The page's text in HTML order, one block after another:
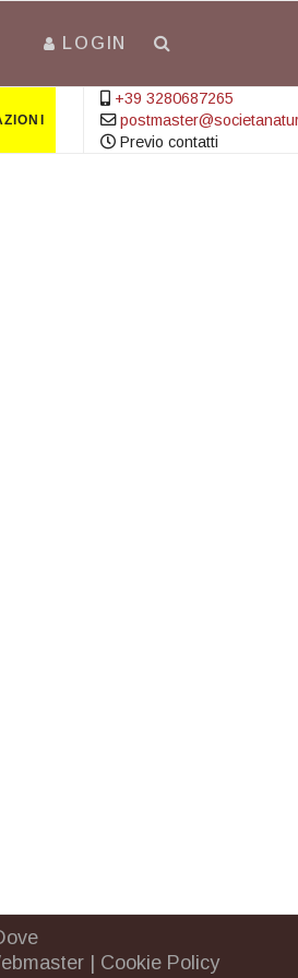
LOGIN
+39 3280687265
Previo contatti
Cookie Policy